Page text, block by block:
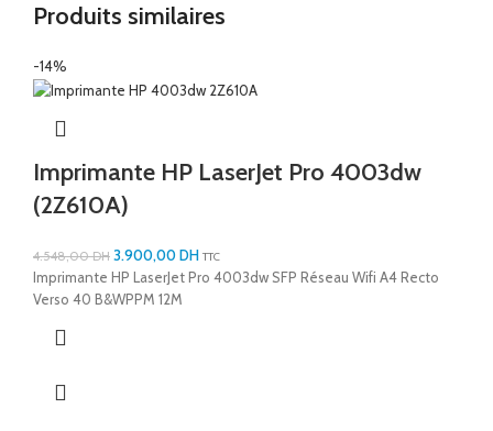
Produits similaires
-14%
Imprimante HP LaserJet Pro 4003dw
(2Z610A)
4.548,00DH 3.900,00DH TTC
Imprimante HP LaserJet Pro 4003dw SFP Réseau Wifi A4 Recto
Verso 40 B&WPPM 12M